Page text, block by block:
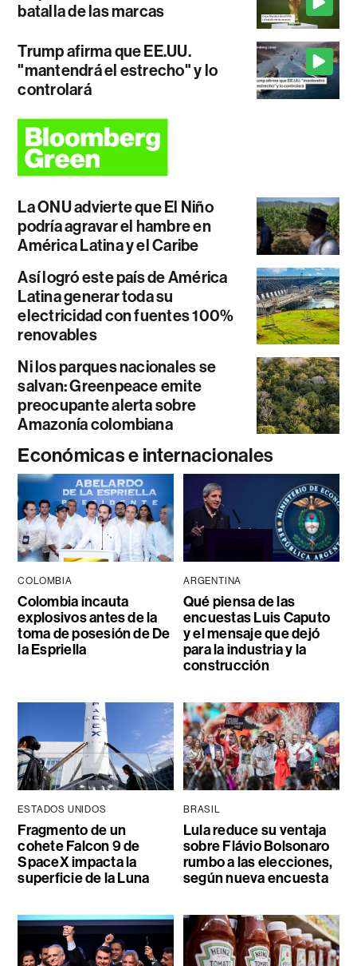
batalla de las marcas
Trump afirma que EE.UU.
"mantendrá el estrecho" y lo
controlará
La ONU advierte que El Niño
podría agravar el hambre en
América Latina y el Caribe
Así logró este país de América
Latina generar toda su
electricidad con fuentes 100%
renovables
Ni los parques nacionales se
salvan: Greenpeace emite
preocupante alerta sobre
Amazonía colombiana
Económicas e internacionales
COLOMBIA
Colombia incauta
explosivos antes de la
toma de posesión de De
la Espriella
ARGENTINA
Qué piensa de las
encuestas Luis Caputo
y el mensaje que dejó
para la industria y la
construcción
ESTADOS UNIDOS
Fragmento de un
cohete Falcon 9 de
SpaceX impacta la
superficie de la Luna
BRASIL
Lula reduce su ventaja
sobre Flávio Bolsonaro
rumbo a las elecciones,
según nueva encuesta